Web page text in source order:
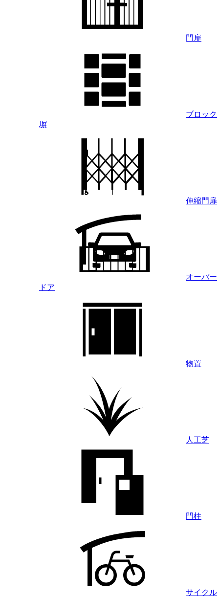
門扉
ブロック
塀
伸縮門扉
オーバー
ドア
物置
人工芝
門柱
サイクル